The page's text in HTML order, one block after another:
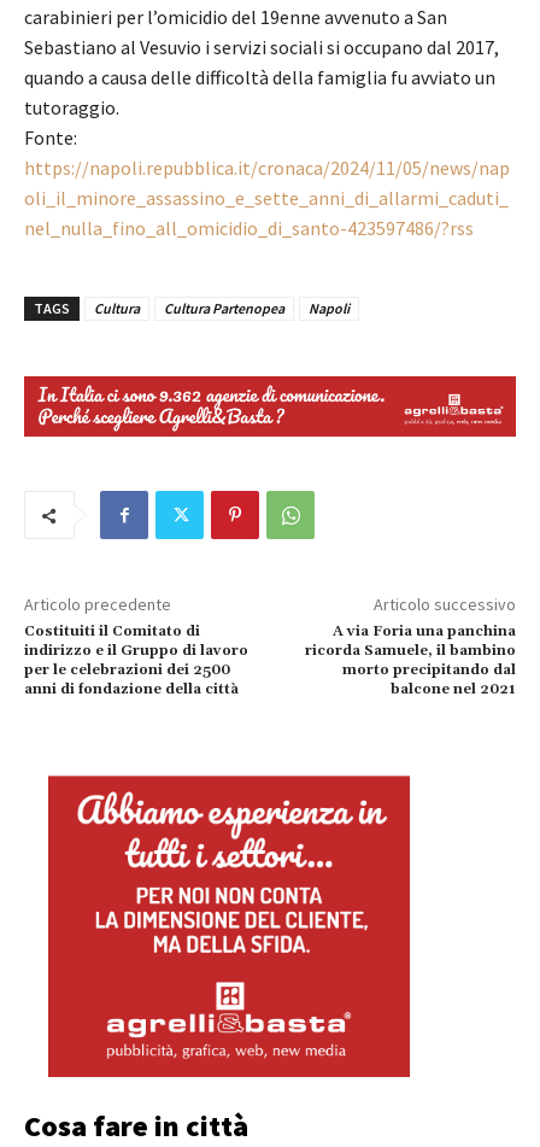
carabinieri per l’omicidio del 19enne avvenuto a San
Sebastiano al Vesuvio i servizi sociali si occupano dal 2017,
quando a causa delle difficoltà della famiglia fu avviato un
tutoraggio.
Fonte:
https://napoli.repubblica.it/cronaca/2024/11/05/news/nap
oli_il_minore_assassino_e_sette_anni_di_allarmi_caduti_
nel_nulla_fino_all_omicidio_di_santo-423597486/?rss
TAGS Cultura Cultura Partenopea Napoli
Articolo precedente
Costituiti il Comitato di
indirizzo e il Gruppo di lavoro
per le celebrazioni dei 2500
anni di fondazione della città
Articolo successivo
A via Foria una panchina
ricorda Samuele, il bambino
morto precipitando dal
balcone nel 2021
Cosa fare in città